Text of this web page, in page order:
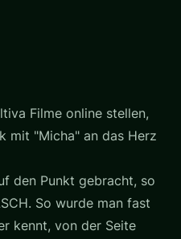
Filme online stellen,
mit "Micha" an das Herz
den Punkt gebracht, so
So wurde man fast
kennt, von der Seite